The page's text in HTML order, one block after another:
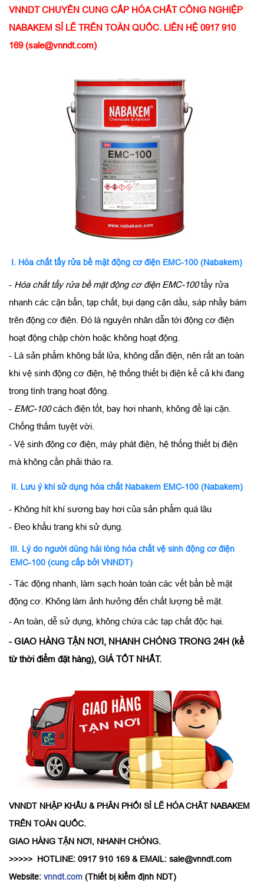
VNNDT CHUYÊN CUNG CẤP HÓA CHẤT CÔNG NGHIỆP
NABAKEM SỈ LẼ TRÊN TOÀN QUỐC. LIÊN HỆ 0917 910
169 (sale@vnndt.com)
I. Hóa chất tẩy rửa bề mặt động cơ điện EMC-100 (Nabakem)
- Hóa chất tẩy rửa bề mặt động cơ điện EMC-100tẩy rửa
nhanh các cặn bẩn, tạp chất, bụi dạng cặn dầu, sáp nhầy bám
trên động cơ điện. Đó là nguyên nhân dẫn tới động cơ điện
hoạt động chập chờn hoặc không hoạt động.
- Là sản phẩm không bắt lửa, không dẫn điện, nên rất an toàn
khi vệ sinh động cơ điện, hệ thống thiết bị điện kể cả khi đang
trong tình trạng hoạt động.
- EMC-100cách điện tốt, bay hơi nhanh, không để lại cặn.
Chống thấm tuyệt vời.
- Vệ sinh động cơ điện, máy phát điện, hệ thống thiết bị điện
mà không cần phải tháo ra.
II. Lưu ý khi sử dụng hóa chất Nabakem EMC-100 (Nabakem)
- Không hít khí sương bay hơi của sản phẩm quá lâu
- Đeo khẩu trang khi sử dụng.
III. Lý do người dùng hài lòng hóa chất vệ sinh động cơ điện
EMC-100 (cung cấp bởi VNNDT)
- Tác động nhanh, làm sạch hoàn toàn các vết bẩn bề mặt
động cơ. Không làm ảnh hưởng đến chất lượng bề mặt.
- An toàn, dễ sử dụng, không chứa các tạp chất độc hại.
- GIAO HÀNG TẬN NƠI, NHANH CHÓNG TRONG 24H (kể
từ thời điểm đặt hàng), GIÁ TỐT NHẤT.
VNNDT NHẬP KHẨU & PHÂN PHỐI SỈ LẼ HÓA CHÂT NABAKEM
TRÊN TOÀN QUỐC.
GIAO HÀNG TẬN NƠI, NHANH CHÓNG.
>>>>> HOTLINE: 0917 910 169 & EMAIL: sale@vnndt.com
Website: vnndt.com (Thiết bị kiểm định NDT)